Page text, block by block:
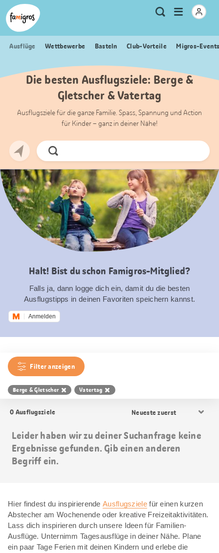
Sprungmarken
Navigation
Header
Logo
Meta
Navigation
Suche
Menu
öffnen
Ausflüge Wettbewerbe Basteln Club-Vorteile Migros-
Die besten Ausflugsziele: Berge &
Gletscher & Vatertag
Ausflugsziele für die ganze Familie. Spass, Spannung und Action
für Kinder – ganz in deiner Nähe!
Jetzt
Suchen
Halt! Bist du schon Famigros-Mitglied?
Falls ja, dann logge dich ein, damit du die besten
Ausflugstipps in deinen Favoriten speichern kannst.
Anmelden
Filter anzeigen
Berge & Gletscher Vatertag
0 Ausflugsziele
Sortierung
Leider haben wir zu deiner Suchanfrage keine
Ergebnisse gefunden. Gib einen anderen
Begriff ein.
Hier findest du inspirierendeAusflugszielefür einen kurzen
Abstecher am Wochenende oder kreative Freizeitaktivitäten.
Lass dich inspirieren durch unsere Ideen für Familien-
Ausflüge. Unternimm Tagesausflüge in deiner Nähe. Plane
ein paar Tage Ferien mit deinen Kindern und erlebe die